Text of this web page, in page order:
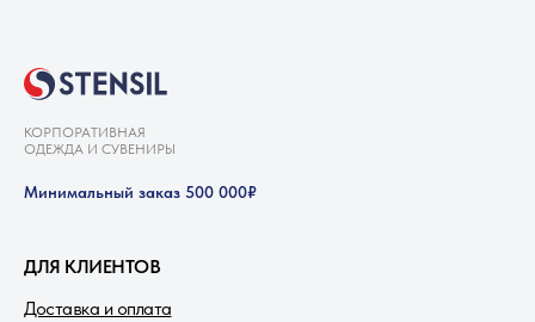
КОРПОРАТИВНАЯ
ОДЕЖДА И СУВЕНИРЫ
Минимальный заказ 500 000₽
Доставка и оплата
ДЛЯ КЛИЕНТОВ